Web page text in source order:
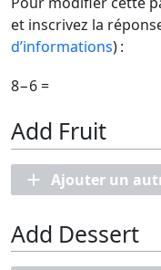
et inscrivez la
d’informations) :
8−6 =
Add Fruit
Ajouter un
Add Dessert